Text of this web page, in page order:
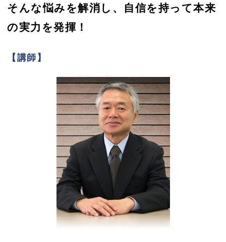
そんな悩みを解消し、自信を持って本来
の実力を発揮！
【講師】